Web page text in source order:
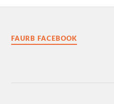
FAURB FACEBOOK